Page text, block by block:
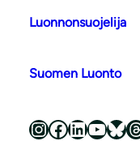
Luonnonsuojelija
Suomen Luonto
Luonnonsuojeluliitto Instagramissa Luonnonsuojeluliitto Facebookissa Luonnonsuojeluliitto LinkedInissä Luonnonsuojeluliiton YouTube-kanava Luonnonsuojeluliitto Blueskyssa Luonnonsuojeluliitto Threadsissa